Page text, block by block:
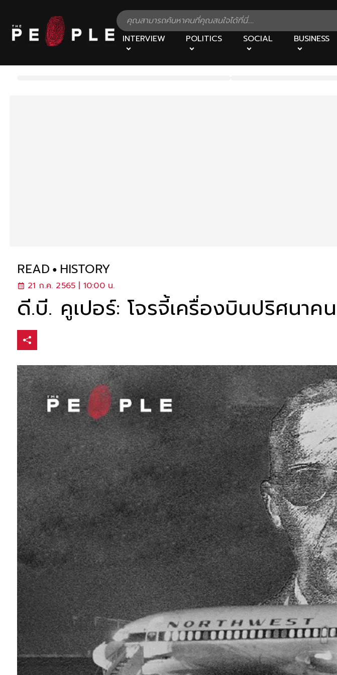
INTERVIEW POLITICS SOCIAL BUSINESS
READ HISTORY
21 ก.ค. 2565 | 10:00 น.
ดี.บี. คูเปอร์: โจรจี้เครื่องบินปริศนาค